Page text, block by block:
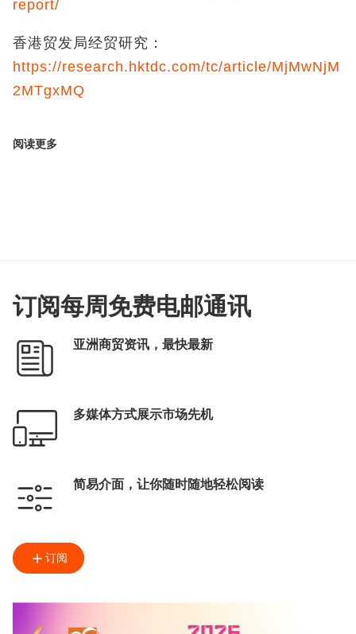
report/
香港贸发局经贸研究：
https://research.hktdc.com/tc/article/MjMwNjM
2MTgxMQ
阅读更多
订阅每周免费电邮通讯
亚洲商贸资讯，最快最新
多媒体方式展示市场先机
简易介面，让你随时随地轻松阅读
订阅